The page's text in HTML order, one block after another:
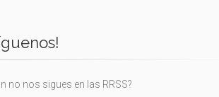
no nos sigues en las RRSS?